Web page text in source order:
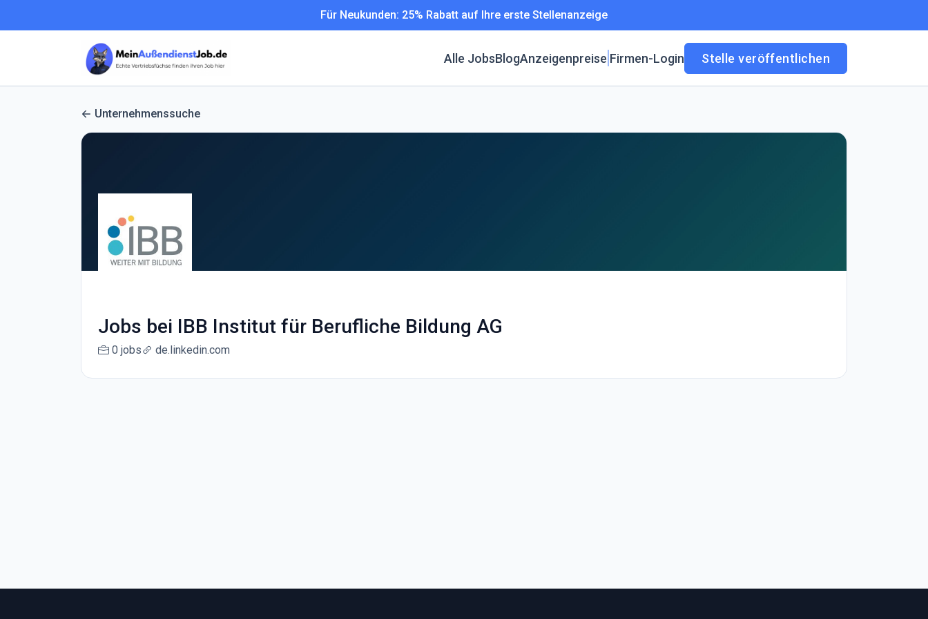
Für Neukunden: 25% Rabatt auf Ihre erste Stellenanzeige
Alle JobsBlogAnzeigenpreise Firmen-Login Stelle veröffentlichen
Unternehmenssuche
Jobs bei IBB Institut für Berufliche Bildung AG
0 jobs de.linkedin.com